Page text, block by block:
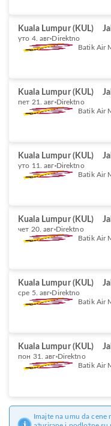
Kuala Lumpur (KUL)
уто 4. авг Direktno
Batik Air
Kuala Lumpur (KUL)
пет 21. авг Direktno
Batik Air
Kuala Lumpur (KUL)
уто 11. авг Direktno
Batik Air
Kuala Lumpur (KUL)
чет 20. авг Direktno
Batik Air
Kuala Lumpur (KUL)
сре 5. авг Direktno
Batik Air
Kuala Lumpur (KUL)
пон 31. авг Direktno
Batik Air
Imajte na umu da cene